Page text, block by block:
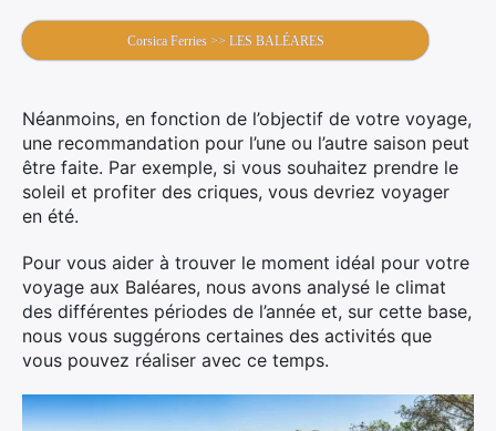
Corsica Ferries >> LES BALÉARES
Néanmoins, en fonction de l’objectif de votre voyage,
une recommandation pour l’une ou l’autre saison peut
être faite. Par exemple, si vous souhaitez prendre le
soleil et profiter des criques, vous devriez voyager
en été.
Pour vous aider à trouver le moment idéal pour votre
voyage aux Baléares, nous avons analysé le climat
des différentes périodes de l’année et, sur cette base,
nous vous suggérons certaines des activités que
vous pouvez réaliser avec ce temps.